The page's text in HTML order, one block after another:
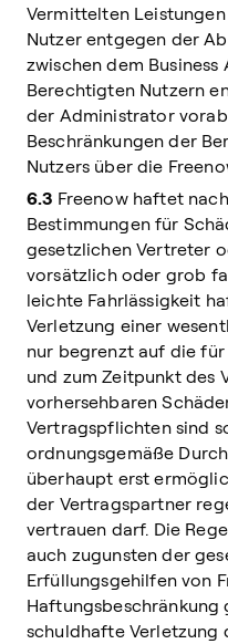
Vermittelten
Nutzer entgegen der
zwischen dem
Berechtigten Nutzern
der Administrator
Beschränkungen der
Nutzers über die
6.3 Freenow haftet
Bestimmungen für
gesetzlichen Vertreter
vorsätzlich oder grob
leichte Fahrlässigkeit
Verletzung einer
nur begrenzt auf die
und zum Zeitpunkt des
vorhersehbaren
Vertragspflichten sind
ordnungsgemäße
überhaupt erst
der Vertragspartner
vertrauen darf. Die
auch zugunsten der
Erfüllungsgehilfen von
schuldhafte Verletzung